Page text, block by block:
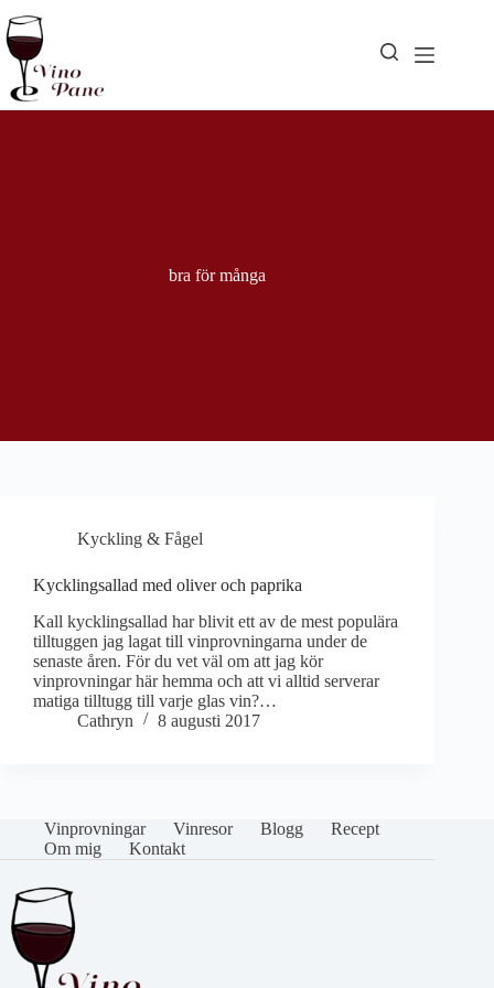
till
innehåll
bra för många
Kyckling & Fågel
Kycklingsallad med oliver och paprika
Kall kycklingsallad har blivit ett av de mest populära
tilltuggen jag lagat till vinprovningarna under de
senaste åren. För du vet väl om att jag kör
vinprovningar här hemma och att vi alltid serverar
matiga tilltugg till varje glas vin?…
Cathryn
8 augusti 2017
Vinprovningar Vinresor Blogg
Recept
Om mig
Kontakt